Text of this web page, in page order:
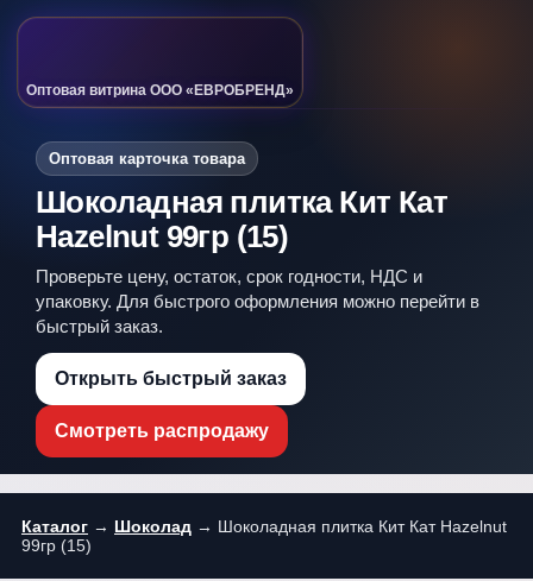
Оптовая витрина ООО «ЕВРОБРЕНД»
Оптовая карточка товара
Шоколадная плитка Кит Кат
Hazelnut 99гр (15)
Проверьте цену, остаток, срок годности, НДС и
упаковку. Для быстрого оформления можно перейти в
быстрый заказ.
Открыть быстрый заказ
Смотреть распродажу
Каталог → Шоколад → Шоколадная плитка Кит Кат Hazelnut
99гр (15)